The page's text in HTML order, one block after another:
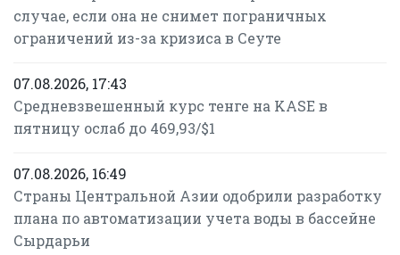
случае, если она не снимет пограничных
ограничений из-за кризиса в Сеуте
07.08.2026, 17:43
Средневзвешенный курс тенге на KASE в
пятницу ослаб до 469,93/$1
07.08.2026, 16:49
Страны Центральной Азии одобрили разработку
плана по автоматизации учета воды в бассейне
Сырдарьи